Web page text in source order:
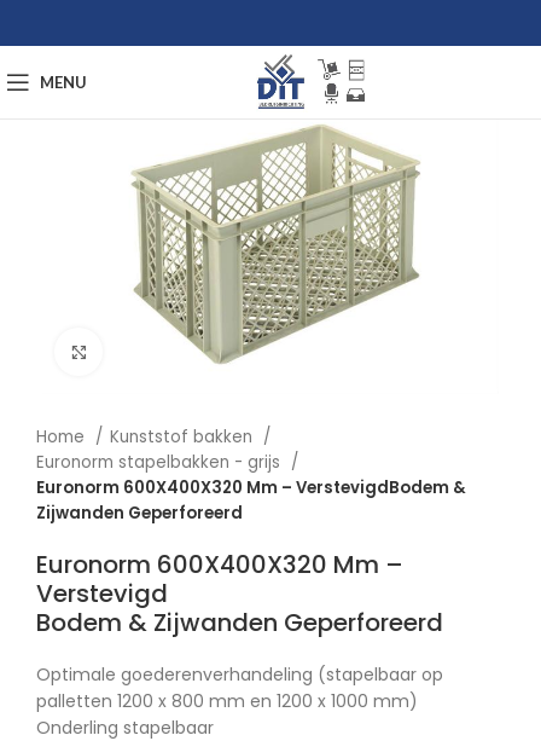
MENU
Afbeelding vergroten
Home
Kunststof bakken
Euronorm stapelbakken - grijs
Euronorm 600X400X320 Mm – VerstevigdBodem &
Zijwanden Geperforeerd
Euronorm 600X400X320 Mm –
Verstevigd
Bodem & Zijwanden Geperforeerd
Optimale goederenverhandeling (stapelbaar op
palletten 1200 x 800 mm en 1200 x 1000 mm)
Onderling stapelbaar